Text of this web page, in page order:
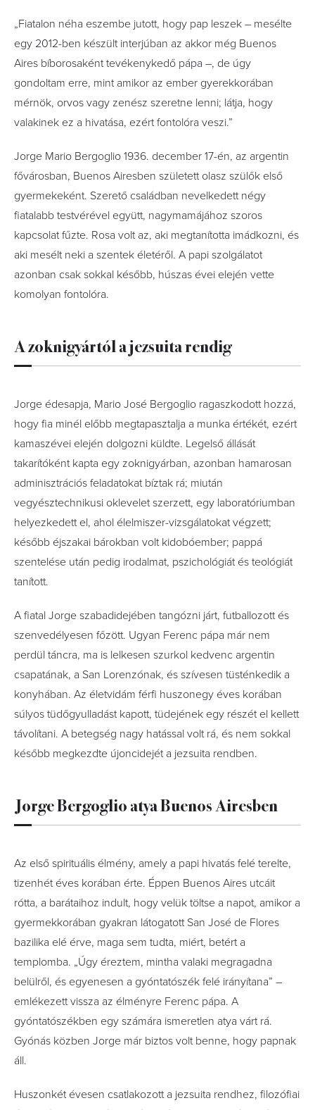
„Fiatalon néha eszembe jutott, hogy pap leszek – mesélte
egy 2012-ben készült interjúban az akkor még Buenos
Aires bíborosaként tevékenykedő pápa –, de úgy
gondoltam erre, mint amikor az ember gyerekkorában
mérnök, orvos vagy zenész szeretne lenni; látja, hogy
valakinek ez a hivatása, ezért fontolóra veszi.”
Jorge Mario Bergoglio 1936. december 17-én, az argentin
fővárosban, Buenos Airesben született olasz szülők első
gyermekeként. Szerető családban nevelkedett négy
fiatalabb testvérével együtt, nagymamájához szoros
kapcsolat fűzte. Rosa volt az, aki megtanította imádkozni, és
aki mesélt neki a szentek életéről. A papi szolgálatot
azonban csak sokkal később, húszas évei elején vette
komolyan fontolóra.
A zoknigyártól a jezsuita rendig
Jorge édesapja, Mario José Bergoglio ragaszkodott hozzá,
hogy fia minél előbb megtapasztalja a munka értékét, ezért
kamaszévei elején dolgozni küldte. Legelső állását
takarítóként kapta egy zoknigyárban, azonban hamarosan
adminisztrációs feladatokat bíztak rá; miután
vegyésztechnikusi oklevelet szerzett, egy laboratóriumban
helyezkedett el, ahol élelmiszer-vizsgálatokat végzett;
később éjszakai bárokban volt kidobóember; pappá
szentelése után pedig irodalmat, pszichológiát és teológiát
tanított.
A fiatal Jorge szabadidejében tangózni járt, futballozott és
szenvedélyesen főzött. Ugyan Ferenc pápa már nem
perdül táncra, ma is lelkesen szurkol kedvenc argentin
csapatának, a San Lorenzónak, és szívesen tüsténkedik a
konyhában. Az életvidám férfi huszonegy éves korában
súlyos tüdőgyulladást kapott, tüdejének egy részét el kellett
távolítani. A betegség nagy hatással volt rá, és nem sokkal
később megkezdte újoncidejét a jezsuita rendben.
Jorge Bergoglio atya Buenos Airesben
Az első spirituális élmény, amely a papi hivatás felé terelte,
tizenhét éves korában érte. Éppen Buenos Aires utcáit
rótta, a barátaihoz indult, hogy velük töltse a napot, amikor a
gyermekkorában gyakran látogatott San José de Flores
bazilika elé érve, maga sem tudta, miért, betért a
templomba. „Úgy éreztem, mintha valaki megragadna
belülről, és egyenesen a gyóntatószék felé irányítana” –
emlékezett vissza az élményre Ferenc pápa. A
gyóntatószékben egy számára ismeretlen atya várt rá.
Gyónás közben Jorge már biztos volt benne, hogy papnak
áll.
Huszonkét évesen csatlakozott a jezsuita rendhez, filozófiai